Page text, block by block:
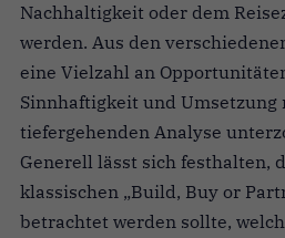
Nachhaltigkeit oder dem
werden. Aus den
eine Vielzahl an
Sinnhaftigkeit und
tiefergehenden Analyse
Generell lässt sich festhalten,
klassischen „Build, Buy or
betrachtet werden sollte,